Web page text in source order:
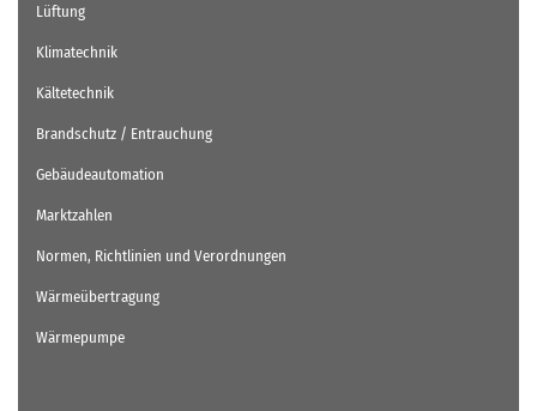
Lüftung
Klimatechnik
Kältetechnik
Brandschutz / Entrauchung
Gebäudeautomation
Marktzahlen
Normen, Richtlinien und Verordnungen
Wärmeübertragung
Wärmepumpe